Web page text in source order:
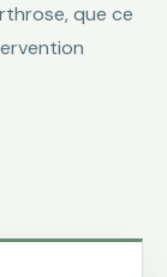
que ce